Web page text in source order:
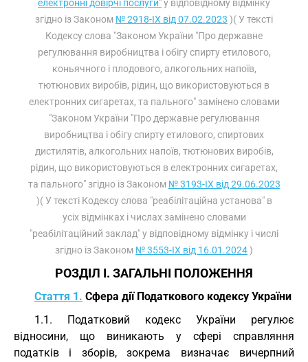
електронні довірчі послуги"у відповідному відмінку
згідно із Законом № 2918-IX від 07.02.2023 )( У тексті
Кодексу слова "Законом України "Про державне
регулювання виробництва і обігу спирту етилового,
коньячного і плодового, алкогольних напоїв,
тютюнових виробів, рідин, що використовуються в
електронних сигаретах, та пального" замінено словами
"Законом України "Про державне регулювання
виробництва і обігу спирту етилового, спиртових
дистилятів, алкогольних напоїв, тютюнових виробів,
рідин, що використовуються в електронних сигаретах,
та пального" згідно із Законом № 3193-IX від 29.06.2023
)( У тексті Кодексу слова "реабілітаційна установа" в
усіх відмінках і числах замінено словами
"реабілітаційний заклад" у відповідному відмінку і числі
згідно із Законом № 3553-IX від 16.01.2024)
РОЗДІЛ I. ЗАГАЛЬНІ ПОЛОЖЕННЯ
Стаття 1. Сфера дії Податкового кодексу України
1.1. Податковий кодекс України регулює
відносини, що виникають у сфері справляння
податків і зборів, зокрема визначає вичерпний